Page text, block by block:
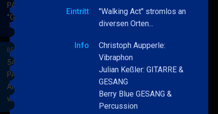
PARKSIDE STUDIOS
"Gypsy Jazz"
&
BERRY BLUE & BAND
54. JAZZ Matinee in den
PARKSIDE STUDIOS
American Songbook
wunderbare Musik
BERRY
BLUE
Eintritt
"Walking Act" stromlos an
diversen Orten...
Info
Christoph Aupperle:
Vibraphon
Julian Keßler: GITARRE &
GESANG
Berry Blue GESANG &
Percussion